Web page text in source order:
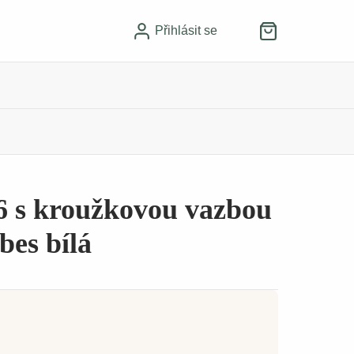
Přihlásit se
s kroužkovou vazbou
bílá